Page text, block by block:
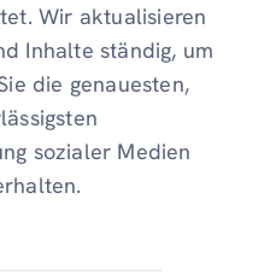
Wir aktualisieren
Inhalte ständig, um
die genauesten,
sozialer Medien